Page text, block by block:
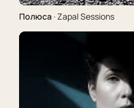
Полюса · Zapal Sessions